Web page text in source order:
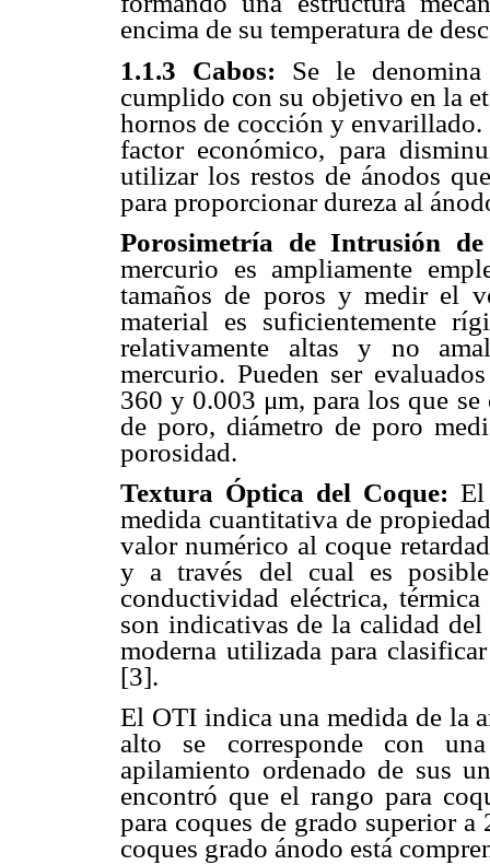
encima de su temperatura de
1.1.3 Cabos: Se le
cumplido con su objetivo en la
hornos de cocción y
factor económico, para
utilizar los restos de ánodos
para proporcionar dureza al
Porosimetría de Intrusión
mercurio es ampliamente
tamaños de poros y medir el
material es suficientemente
relativamente altas y no
mercurio. Pueden ser
360 y 0.003 μm, para los que
de poro, diámetro de poro
porosidad.
Textura Óptica del Coque: El
medida cuantitativa de
valor numérico al coque
y a través del cual es
conductividad eléctrica,
son indicativas de la calidad del
moderna utilizada para
[3].
El OTI indica una medida de la
alto se corresponde con
apilamiento ordenado de sus
encontró que el rango para
para coques de grado superior
coques grado ánodo está